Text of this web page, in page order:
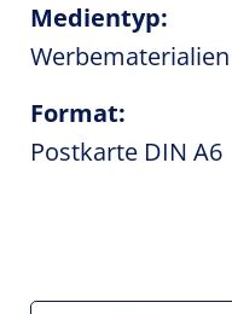
Medientyp:
Werbematerialien
Format:
Postkarte DIN A6